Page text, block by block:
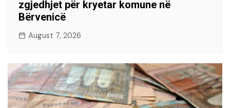
zgjedhjet për kryetar komune në
Bërvenicë
August 7, 2026